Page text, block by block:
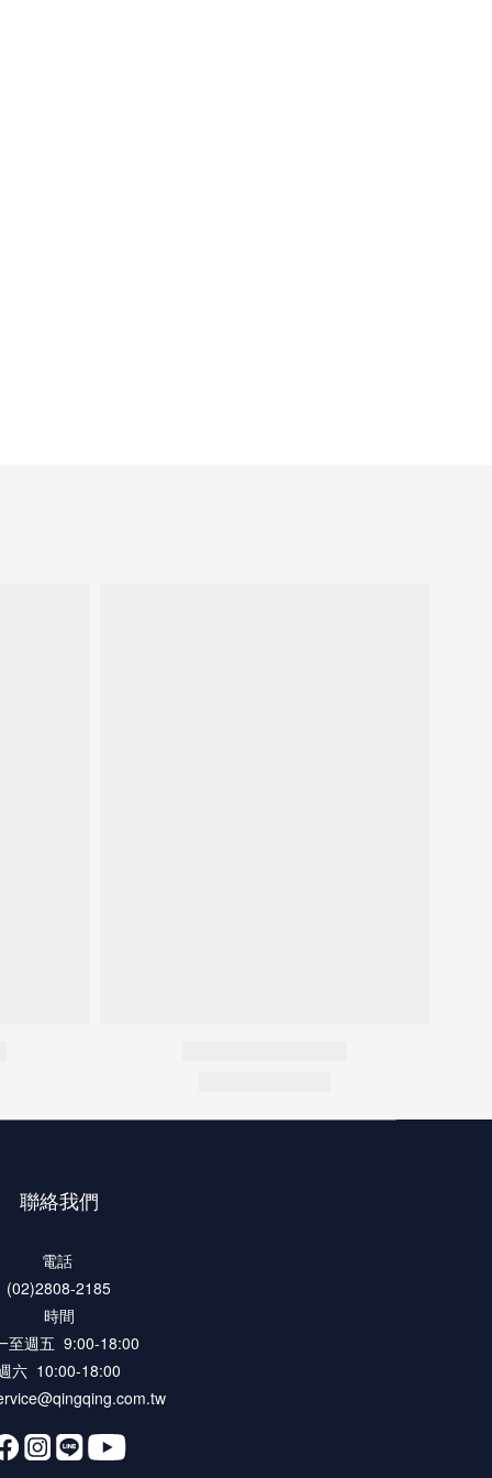
聯絡我們
電話
(02)2808-2185
時間
至週五 9:00-18:00
六 10:00-18:00